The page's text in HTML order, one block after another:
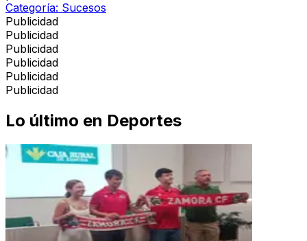
Categoría: Sucesos
Publicidad
Publicidad
Publicidad
Publicidad
Publicidad
Publicidad
Lo último en Deportes